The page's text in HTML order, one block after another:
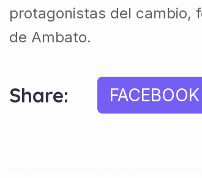
protagonistas del cambio,
de Ambato.
Share: FACEBOOK